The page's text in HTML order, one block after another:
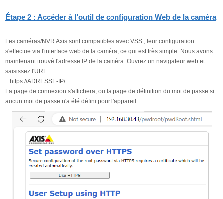
Étape 2 : Accéder à l’outil de configuration Web de la caméra
Les caméras/NVR Axis sont compatibles avec VSS ; leur configuration
s'effectue via l'interface web de la caméra, ce qui est très simple. Nous avons
maintenant trouvé l'adresse IP de la caméra. Ouvrez un navigateur web et
saisissez l'URL:
https://ADRESSE-IP/
La page de connexion s'affichera, ou la page de définition du mot de passe si
aucun mot de passe n'a été défini pour l'appareil: